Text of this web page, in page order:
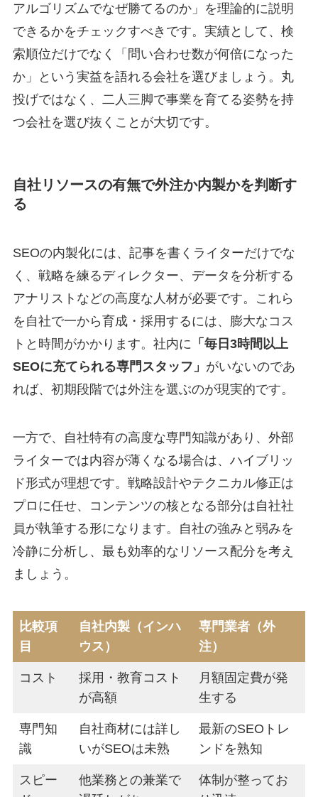
アルゴリズムでなぜ勝てるのか」を理論的に説明
できるかをチェックすべきです。実績として、検
索順位だけでなく「問い合わせ数が何倍になった
か」という実益を語れる会社を選びましょう。丸
投げではなく、二人三脚で事業を育てる姿勢を持
つ会社を選び抜くことが大切です。
自社リソースの有無で外注か内製かを判断す
る
SEOの内製化には、記事を書くライターだけでな
く、戦略を練るディレクター、データを分析する
アナリストなどの高度な人材が必要です。これら
を自社で一から育成・採用するには、膨大なコス
トと時間がかかります。社内に 「毎日3時間以上
SEOに充てられる専門スタッフ」 がいないのであ
れば、初期段階では外注を選ぶのが現実的です。
一方で、自社特有の高度な専門知識があり、外部
ライターでは内容が薄くなる場合は、ハイブリッ
ド形式が理想です。戦略設計やテクニカル修正は
プロに任せ、コンテンツの核となる部分は自社社
員が執筆する形になります。自社の強みと弱みを
冷静に分析し、最も効率的なリソース配分を考え
ましょう。
比較項
目
自社内製（インハ
ウス）
専門業者（外
注）
コスト
採用・教育コスト
が高額
月額固定費が発
生する
専門知
識
自社商材には詳し
いがSEOは未熟
最新のSEOトレ
ンドを熟知
スピー
他業務との兼業で
体制が整ってお